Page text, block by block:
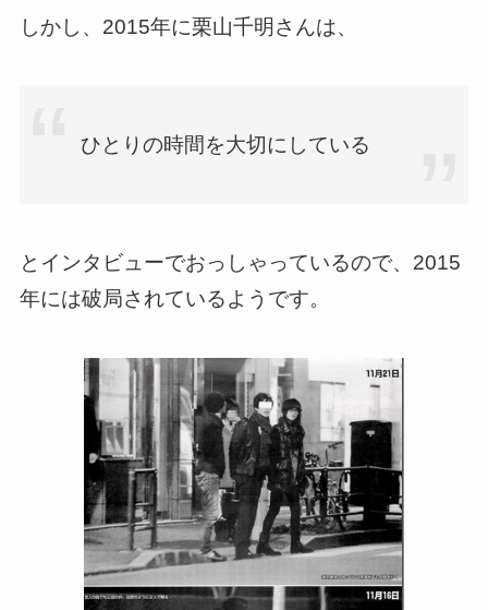
しかし、2015年に栗山千明さんは、
ひとりの時間を大切にしている
とインタビューでおっしゃっているので、2015
年には破局されているようです。